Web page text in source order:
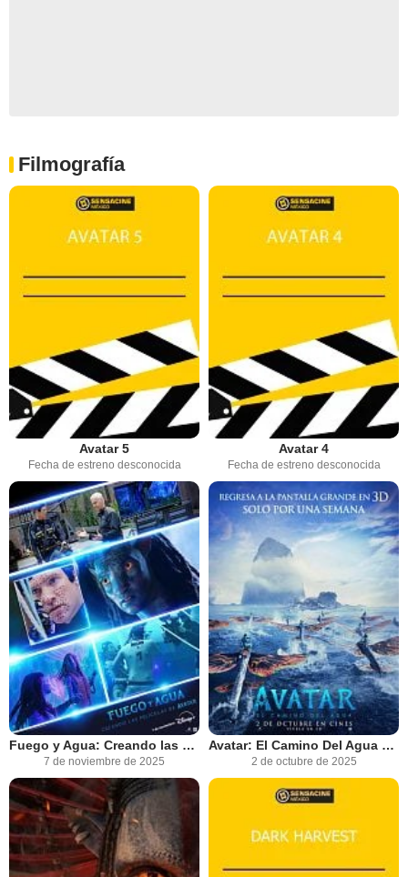
Filmografía
Avatar 5
Fecha de estreno desconocida
Avatar 4
Fecha de estreno desconocida
Fuego y Agua: Creando las películas de Avatar
7 de noviembre de 2025
Avatar: El Camino Del Agua Re- Estreno
2 de octubre de 2025